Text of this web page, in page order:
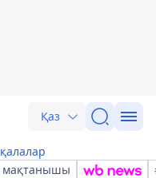
Қаз
мақтанышы